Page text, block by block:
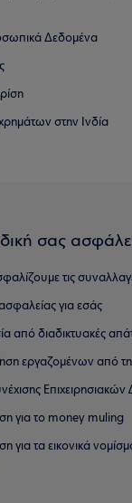
Δεδομένα
στην Ινδία
δική σας
τις
για εσάς
από διαδικτυακές
εργαζομένων από
για το money muling
για τα εικονικά